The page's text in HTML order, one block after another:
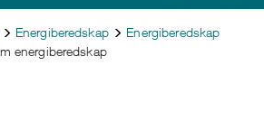
Energiberedskap
Energiberedskap
energiberedskap